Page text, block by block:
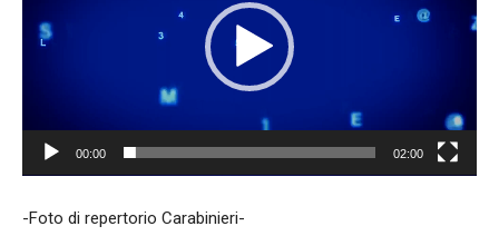
00:00 02:00
-Foto di repertorio Carabinieri-